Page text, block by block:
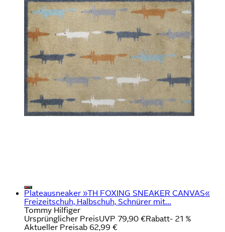
Plateausneaker »TH FOXING SNEAKER CANVAS«
Freizeitschuh, Halbschuh, Schnürer mit...
Tommy Hilfiger
Ursprünglicher PreisUVP 79,90 €Rabatt- 21 %
Aktueller Preisab 62,99 €